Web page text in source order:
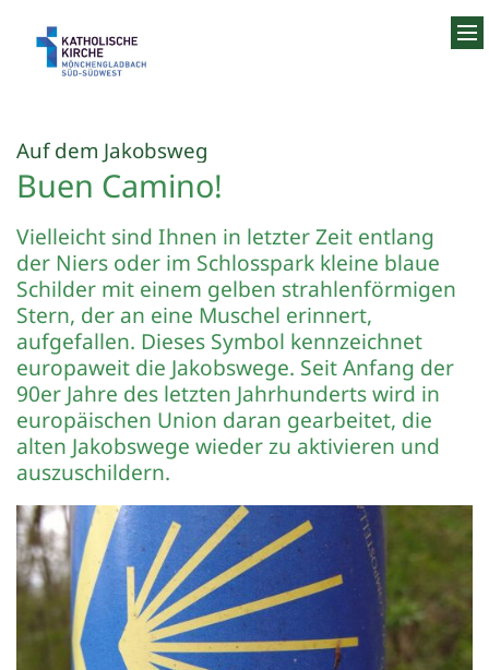
Auf dem Jakobsweg
Buen Camino!
Vielleicht sind Ihnen in letzter Zeit entlang
der Niers oder im Schlosspark kleine blaue
Schilder mit einem gelben strahlenförmigen
Stern, der an eine Muschel erinnert,
aufgefallen. Dieses Symbol kennzeichnet
europaweit die Jakobswege. Seit Anfang der
90er Jahre des letzten Jahrhunderts wird in
europäischen Union daran gearbeitet, die
alten Jakobswege wieder zu aktivieren und
auszuschildern.